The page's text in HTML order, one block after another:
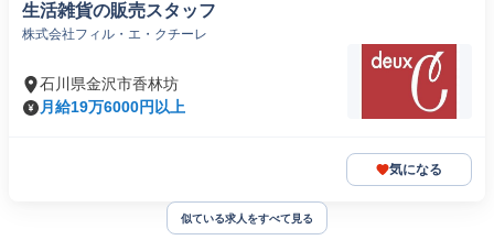
生活雑貨の販売スタッフ
株式会社フィル・エ・クチーレ
石川県金沢市香林坊
月給19万6000円以上
気になる
似ている求人をすべて見る